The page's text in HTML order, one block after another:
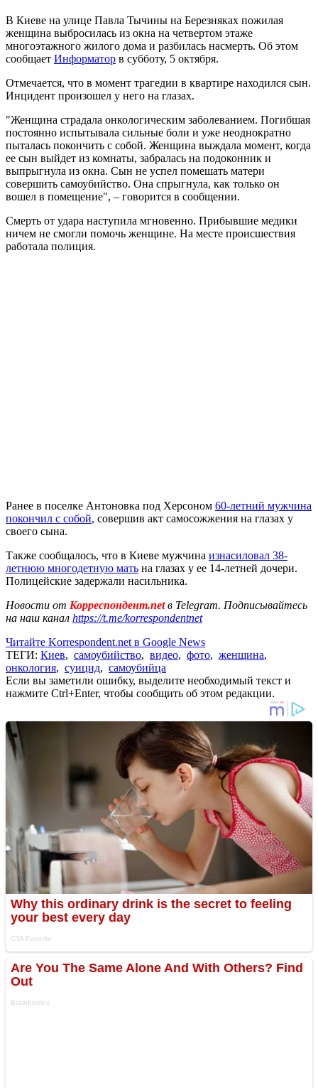
В Киеве на улице Павла Тычины на Березняках пожилая
женщина выбросилась из окна на четвертом этаже
многоэтажного жилого дома и разбилась насмерть. Об этом
сообщает Информатор в субботу, 5 октября.
Отмечается, что в момент трагедии в квартире находился сын.
Инцидент произошел у него на глазах.
"Женщина страдала онкологическим заболеванием. Погибшая
постоянно испытывала сильные боли и уже неоднократно
пыталась покончить с собой. Женщина выждала момент, когда
ее сын выйдет из комнаты, забралась на подоконник и
выпрыгнула из окна. Сын не успел помешать матери
совершить самоубийство. Она спрыгнула, как только он
вошел в помещение", – говорится в сообщении.
Смерть от удара наступила мгновенно. Прибывшие медики
ничем не смогли помочь женщине. На месте происшествия
работала полиция.
Ранее в поселке Антоновка под Херсоном 60-летний мужчина
покончил с собой, совершив акт самосожжения на глазах у
своего сына.
Также сообщалось, что в Киеве мужчина изнасиловал 38-
летнюю многодетную мать на глазах у ее 14-летней дочери.
Полицейские задержали насильника.
Новости от Корреспондент.netв Telegram. Подписывайтесь
на наш канал https://t.me/korrespondentnet
Читайте Korrespondent.net в Google News
ТЕГИ: Киев, самоубийство, видео, фото, женщина,
онкология, суицид, самоубийца
Если вы заметили ошибку, выделите необходимый текст и
нажмите Ctrl+Enter, чтобы сообщить об этом редакции.